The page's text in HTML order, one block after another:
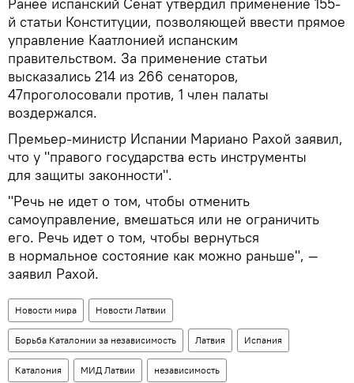
й статьи Конституции, позволяющей ввести прямое
управление Каатлонией испанским
правительством. За применение статьи
высказались 214 из 266 сенаторов,
47проголосовали против, 1 член палаты
воздержался.
Премьер-министр Испании Мариано Рахой заявил,
что у "правого государства есть инструменты
для защиты законности".
"Речь не идет о том, чтобы отменить
самоуправление, вмешаться или не ограничить
его. Речь идет о том, чтобы вернуться
в нормальное состояние как можно раньше", —
заявил Рахой.
Новости мира Новости Латвии
Борьба Каталонии за независимость Латвия Испания
Каталония МИД Латвии независимость